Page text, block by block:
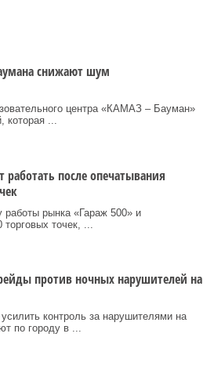
снижают шум
центра «КАМАЗ – Бауман»
которая ...
после опечатывания
работы рынка «Гараж 500» и
точек, ...
против ночных нарушителей на
контроль за нарушителями на
по городу в ...